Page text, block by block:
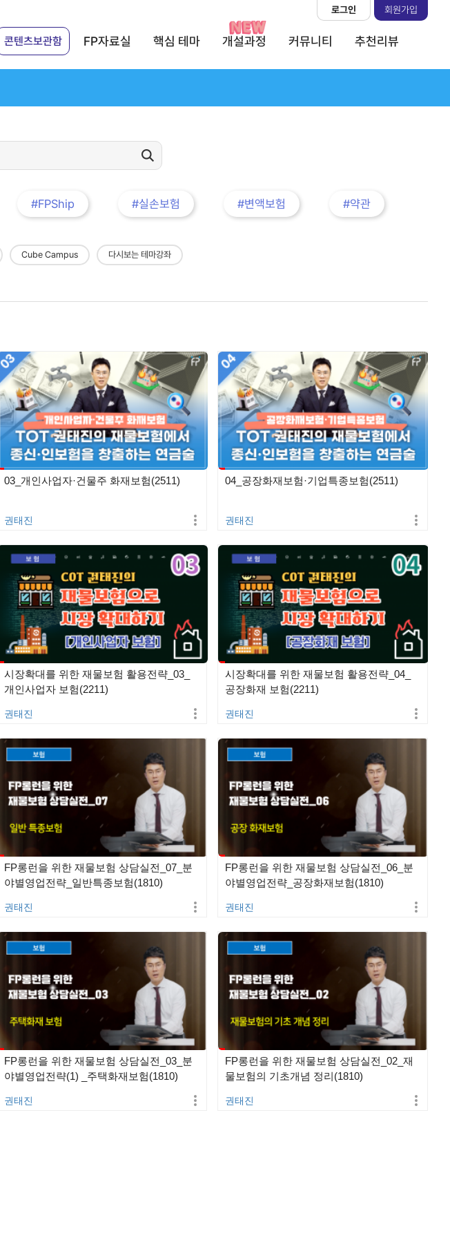
콘텐츠보관함 FP자료실 핵심 테마 개설과정 커뮤니티 추천리뷰
로그인 회원가입
#FPShip #실손보험 #변액보험 #약관
Cube Campus 다시보는 테마강좌
03_개인사업자·건물주 화재보험(2511)
권태진
04_공장화재보험·기업특종보험(2511)
권태진
시장확대를 위한 재물보험 활용전략_03_
개인사업자 보험(2211)
권태진
시장확대를 위한 재물보험 활용전략_04_
공장화재 보험(2211)
권태진
FP롱런을 위한 재물보험 상담실전_07_분
야별영업전략_일반특종보험(1810)
권태진
FP롱런을 위한 재물보험 상담실전_06_분
야별영업전략_공장화재보험(1810)
권태진
FP롱런을 위한 재물보험 상담실전_03_분
야별영업전략(1) _주택화재보험(1810)
권태진
FP롱런을 위한 재물보험 상담실전_02_재
물보험의 기초개념 정리(1810)
권태진